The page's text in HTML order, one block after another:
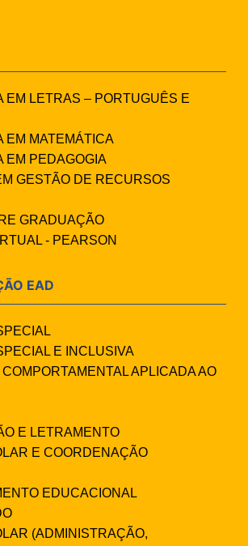
EM LETRAS – PORTUGUÊS E
EM MATEMÁTICA
EM PEDAGOGIA
GESTÃO DE RECURSOS
GRADUAÇÃO
- PEARSON
EAD
E INCLUSIVA
APLICADA AO
E LETRAMENTO
E COORDENAÇÃO
EDUCACIONAL
(ADMINISTRAÇÃO,